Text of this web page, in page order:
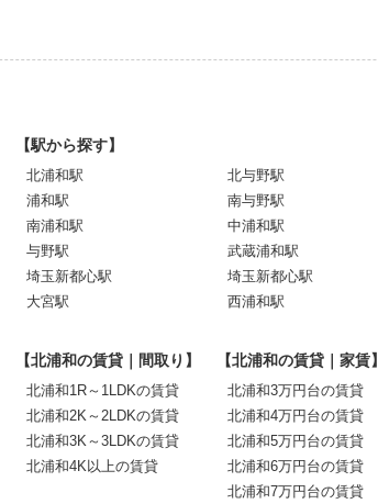
【駅から探す】
北浦和駅
浦和駅
南浦和駅
与野駅
埼玉新都心駅
大宮駅
北与野駅
南与野駅
中浦和駅
武蔵浦和駅
埼玉新都心駅
西浦和駅
【北浦和の賃貸｜間取り】
北浦和1R～1LDKの賃貸
北浦和2K～2LDKの賃貸
北浦和3K～3LDKの賃貸
北浦和4K以上の賃貸
【北浦和の賃貸｜家賃】
北浦和3万円台の賃貸
北浦和4万円台の賃貸
北浦和5万円台の賃貸
北浦和6万円台の賃貸
北浦和7万円台の賃貸